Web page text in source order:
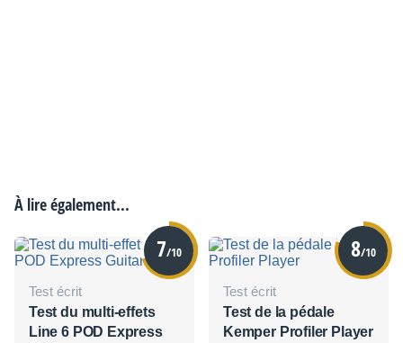
À lire également...
7/10
Test écrit
Test du multi-effets
Line 6 POD Express
8/10
Test écrit
Test de la pédale
Kemper Profiler Player